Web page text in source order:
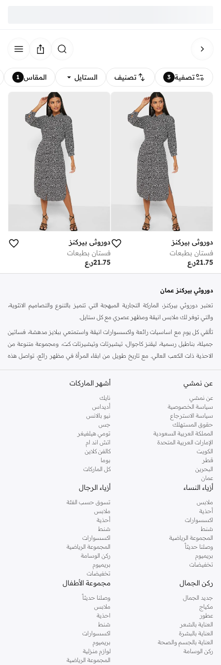
تصفية 3 تصنيف الستايل المقاس 1
دوروثي بيركنز
فستان بطبعات
ر.ع21.75
دوروثي بيركنز
فستان بطبعات
ر.ع21.75
دوروثي بيركنز عمان
تعتبر دوروثي بيركنز، الماركة التجارية المبهجة التي تتميز بالتنوع والتصاميم الانثوية،
والتي توفر لك ملابس انيقة ومظهر عصري مع كل ستايل.
تألقي كل يوم مع اساسيات رائعة واكسسوارات انيقة واستمتعي ببلايز مدهشة، فساتين
جميلة، بناطيل رسمية، ليقنز كاجوال، تيشيرتات وتيشيرتات كت، ومجموعة متنوعة من
الاحذية ذات الكعب العالي. مع تاريخ طويل من ابقاء المرأة في مظهر رائع، تواصل هذه
كنت تقومين بتجديد خزانة ملابسك الملائمة للعمل، البحث عن فستان مثالي للحفلات او
اليه.
تسوقي دوروثي بيركنز اون لاين مسقط
تسوقي دوروثي بيركنز اون لاين من نمشي واستمتعي باكثر من الف ستايل من مجموعة
دوروثي بيركنز الشهيرة. تصفحي المجموعة كاملة في متجر دوروثي بيركنز اون لاين او
استخدمي القائمة لتحديد تجربة تسوق دوروثي بيركنز اون لاين. خدمة التوصيل السريعة
والدعم الاستثنائي يضمن لك تجربة تسوق ممتعة دائما مع نمشي.
عن نمشي
عن نمشي
سياسة الخصوصية
سياسة الاسترجاع
حقوق المستهلك
المملكة العربية السعودية
الإمارات العربية المتحدة
الكويت
قطر
البحرين
عمان
أشهر الماركات
نايك
أديداس
نيو بالانس
جس
تومي هيلفيغر
اتش اند ام
كالفن كلاين
بوما
كل الماركات
أزياء النساء
ملابس
أحذية
اكسسوارات
شنط
المجموعة الرياضية
وصلنا حديثاً
بريميوم
تخفيضات
أزياء الرجال
تسوق حسب الفئة
ملابس
أحذية
شنط
اكسسوارات
المجموعة الرياضية
ركن الوسامة
بريميوم
تخفيضات
ركن الجمال
جديد الجمال
مكياج
عطور
العناية بالشعر
العناية بالبشرة
العناية بالجسم والصحة
ركن الوسامة
مجموعة الأطفال
وصلنا حديثاً
ملابس
احذية
شنط
اكسسوارات
بريميوم
لوازم منزلية
المجموعة الرياضية